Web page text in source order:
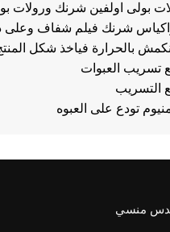
بولى اولفين شرنك ورولات
شرنك فيلم شفاف وعلى
بالحرارة فياخذ شكل
تسريب العبوات
التسريب
تودع على العبوه
منسي